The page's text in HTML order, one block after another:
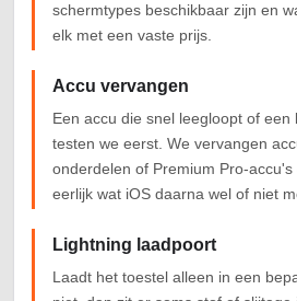
schermtypes beschikbaar zijn en
elk met een vaste prijs.
Accu vervangen
Een accu die snel leegloopt of een
testen we eerst. We vervangen
onderdelen of Premium Pro-
eerlijk wat iOS daarna wel of niet
Lightning laadpoort
Laadt het toestel alleen in een